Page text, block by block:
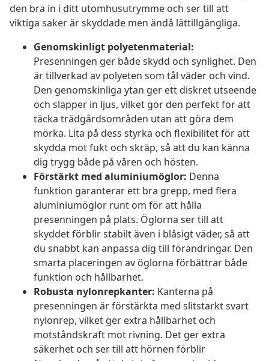
den bra in i ditt utomhusutrymme och ser till att
viktiga saker är skyddade men ändå lättillgängliga.
Genomskinligt polyetenmaterial:
Presenningen ger både skydd och synlighet. Den
är tillverkad av polyeten som tål väder och vind.
Den genomskinliga ytan ger ett diskret utseende
och släpper in ljus, vilket gör den perfekt för att
täcka trädgårdsområden utan att göra dem
mörka. Lita på dess styrka och flexibilitet för att
skydda mot fukt och skräp, så att du kan känna
dig trygg både på våren och hösten.
Förstärkt med aluminiumöglor: Denna
funktion garanterar ett bra grepp, med flera
aluminiumöglor runt om för att hålla
presenningen på plats. Öglorna ser till att
skyddet förblir stabilt även i blåsigt väder, så att
du snabbt kan anpassa dig till förändringar. Den
smarta placeringen av öglorna förbättrar både
funktion och hållbarhet.
Robusta nylonrepkanter: Kanterna på
presenningen är förstärkta med slitstarkt svart
nylonrep, vilket ger extra hållbarhet och
motståndskraft mot rivning. Det ger extra
säkerhet och ser till att hörnen förblir